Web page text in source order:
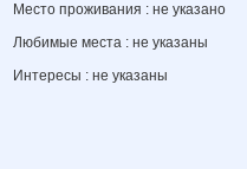
Место проживания : не указано
Любимые места : не указаны
Интересы : не указаны